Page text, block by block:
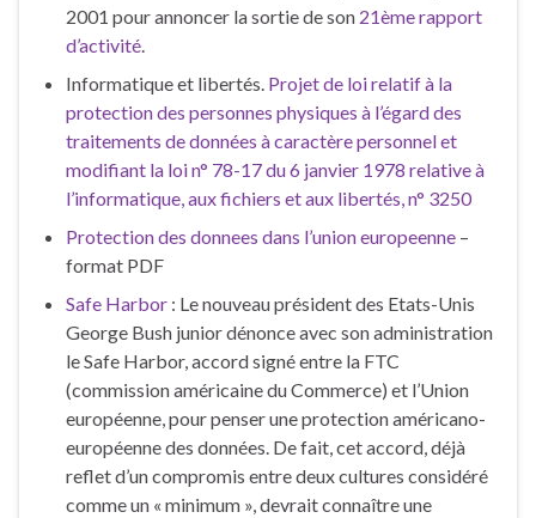
2001 pour annoncer la sortie de son 21ème rapport
d’activité.
Informatique et libertés. Projet de loi relatif à la
protection des personnes physiques à l’égard des
traitements de données à caractère personnel et
modifiant la loi n° 78-17 du 6 janvier 1978 relative à
l’informatique, aux fichiers et aux libertés, n° 3250
Protection des donnees dans l’union europeenne –
format PDF
Safe Harbor : Le nouveau président des Etats-Unis
George Bush junior dénonce avec son administration
le Safe Harbor, accord signé entre la FTC
(commission américaine du Commerce) et l’Union
européenne, pour penser une protection américano-
européenne des données. De fait, cet accord, déjà
reflet d’un compromis entre deux cultures considéré
comme un « minimum », devrait connaître une